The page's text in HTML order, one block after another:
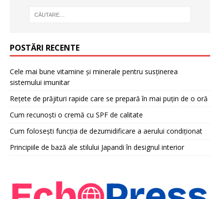
POSTĂRI RECENTE
Cele mai bune vitamine și minerale pentru susținerea
sistemului imunitar
Rețete de prăjituri rapide care se prepară în mai puțin de o oră
Cum recunoști o cremă cu SPF de calitate
Cum folosești funcția de dezumidificare a aerului condiționat
Principiile de bază ale stilului Japandi în designul interior